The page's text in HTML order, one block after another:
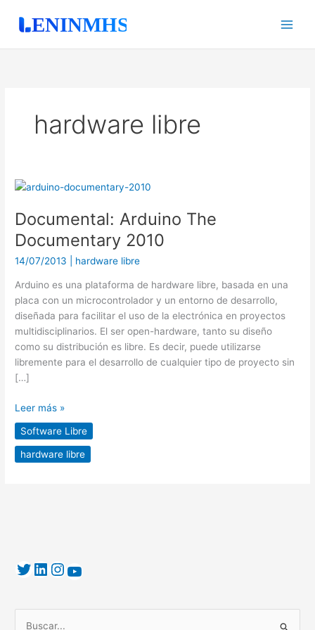
hardware libre
Documental: Arduino The
Documentary 2010
14/07/2013 hardware libre
Arduino es una plataforma de hardware libre, basada en una
placa con un microcontrolador y un entorno de desarrollo,
diseñada para facilitar el uso de la electrónica en proyectos
multidisciplinarios. El ser open-hardware, tanto su diseño
como su distribución es libre. Es decir, puede utilizarse
libremente para el desarrollo de cualquier tipo de proyecto sin
[…]
Documental:
The
Documentary
2010
Leer más »
Software Libre
hardware libre